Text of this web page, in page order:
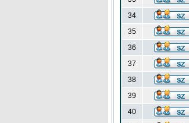
34
35
36
37
38
39
40